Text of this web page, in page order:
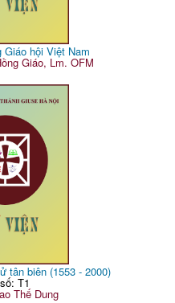
Giáo hội Việt Nam
Giáo, Lm. OFM
tân biên (1553 - 2000)
T1
Thế Dung